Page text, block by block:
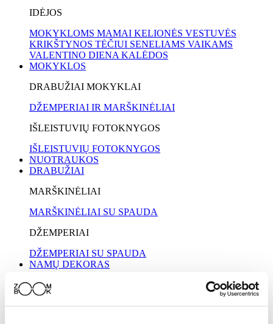
IDĖJOS
MOKYKLOMS MAMAI KELIONĖS VESTUVĖS
KRIKŠTYNOS TĖČIUI SENELIAMS VAIKAMS
VALENTINO DIENA KALĖDOS
MOKYKLOS
DRABUŽIAI MOKYKLAI
DŽEMPERIAI IR MARŠKINĖLIAI
IŠLEISTUVIŲ FOTOKNYGOS
IŠLEISTUVIŲ FOTOKNYGOS
NUOTRAUKOS
DRABUŽIAI
MARŠKINĖLIAI
MARŠKINĖLIAI SU SPAUDA
DŽEMPERIAI
DŽEMPERIAI SU SPAUDA
NAMŲ DEKORAS
PAPUOŠTI SIENĄ
FOTODROBĖSPLAKATAIAI FOTODROBĖSAI